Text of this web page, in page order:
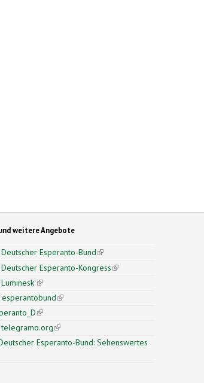
weitere Angebote
Deutscher Esperanto-Bund(link is external)
Deutscher Esperanto-Kongress(link is external)
Luminesk'(link is external)
esperantobund(link is external)
(link is external)
telegramo.org(link is external)
Esperanto-Bund: Sehenswertes